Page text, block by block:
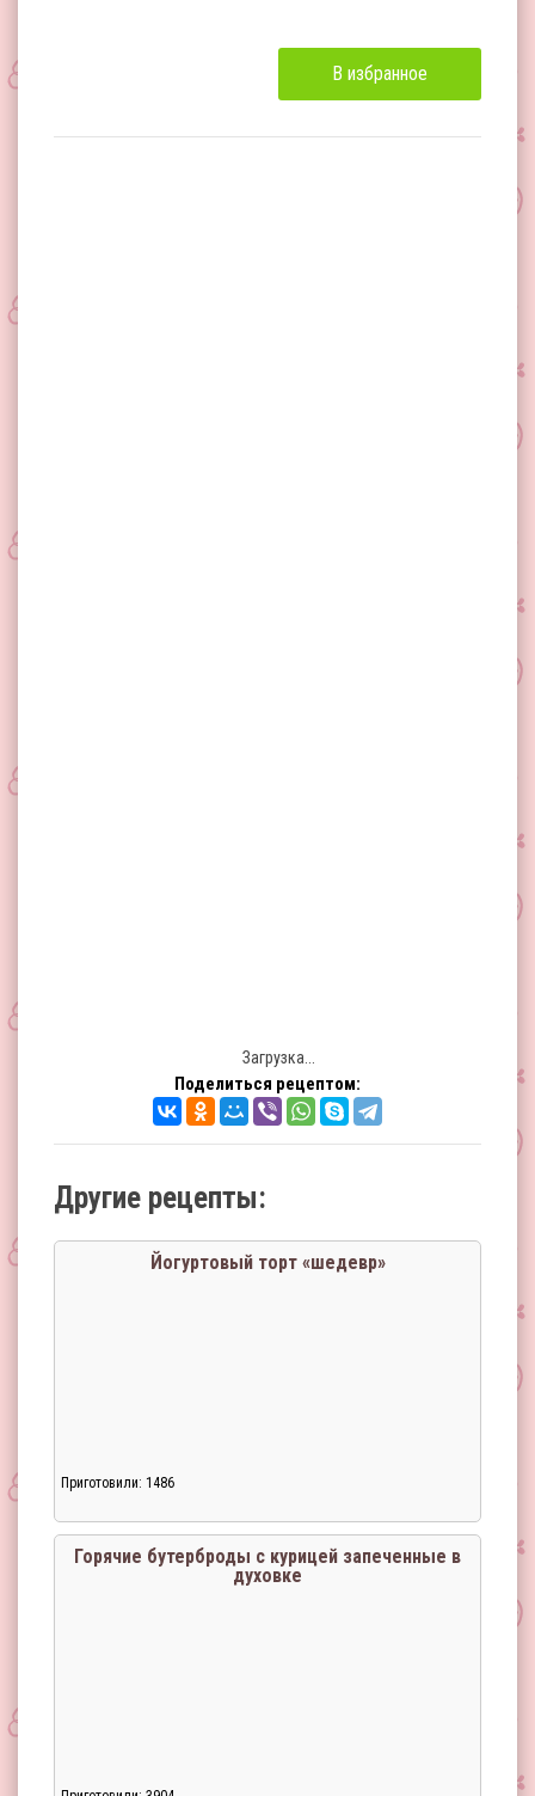
В избранное
Загрузка...
Поделиться рецептом:
Другие рецепты:
Йогуртовый торт «шедевр»
Приготовили: 1486
Горячие бутерброды с курицей запеченные в
духовке